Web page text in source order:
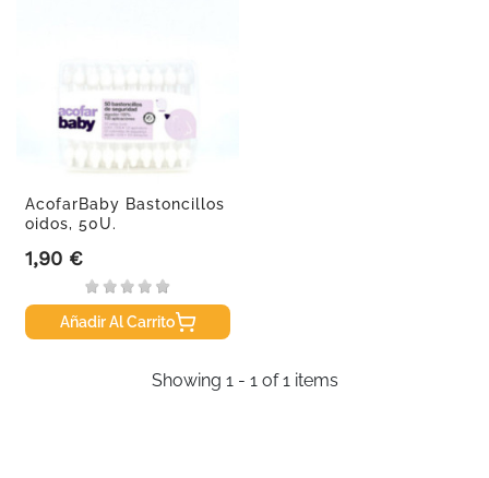
AcofarBaby Bastoncillos
oidos, 50U.
Precio
1,90 €
Añadir Al Carrito
Showing 1 - 1 of 1 items